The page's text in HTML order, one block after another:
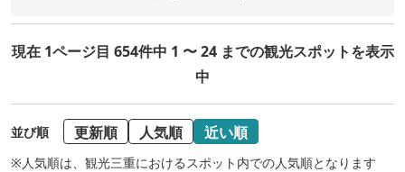
現在 1ページ目 654件中 1 〜 24 までの観光スポットを表示
中
並び順 更新順 人気順 近い順
※人気順は、観光三重におけるスポット内での人気順となります